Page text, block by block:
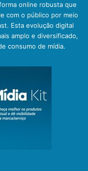
online robusta que
com o público por meio
Esta evolução digital
amplo e diversificado,
consumo de mídia.